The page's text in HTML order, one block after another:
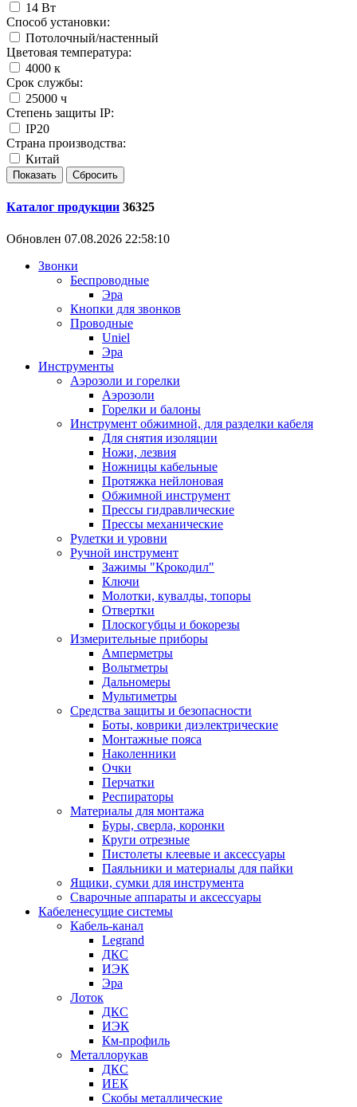
14 Вт
Способ установки:
Потолочный/настенный
Цветовая температура:
4000 к
Срок службы:
25000 ч
Степень защиты IP:
IP20
Страна производства:
Китай
Каталог продукции 36325
Обновлен 07.08.2026 22:58:10
Звонки
Беспроводные
Эра
Кнопки для звонков
Проводные
Uniel
Эра
Инструменты
Аэрозоли и горелки
Аэрозоли
Горелки и балоны
Инструмент обжимной, для разделки кабеля
Для снятия изоляции
Ножи, лезвия
Ножницы кабельные
Протяжка нейлоновая
Обжимной инструмент
Прессы гидравлические
Прессы механические
Рулетки и уровни
Ручной инструмент
Зажимы "Крокодил"
Ключи
Молотки, кувалды, топоры
Отвертки
Плоскогубцы и бокорезы
Измерительные приборы
Амперметры
Вольтметры
Дальномеры
Мультиметры
Средства защиты и безопасности
Боты, коврики диэлектрические
Монтажные пояса
Наколенники
Очки
Перчатки
Респираторы
Материалы для монтажа
Буры, сверла, коронки
Круги отрезные
Пистолеты клеевые и аксессуары
Паяльники и материалы для пайки
Ящики, сумки для инструмента
Сварочные аппараты и аксессуары
Кабеленесущие системы
Кабель-канал
Legrand
ДКС
ИЭК
Эра
Лоток
ДКС
ИЭК
Км-профиль
Металлорукав
ДКС
ИЕК
Скобы металлические